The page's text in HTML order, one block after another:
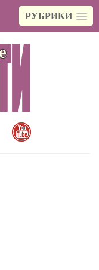
РУБРИКИ